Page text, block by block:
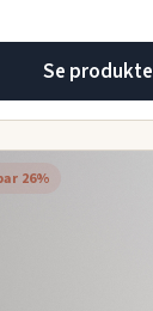
Se
26%